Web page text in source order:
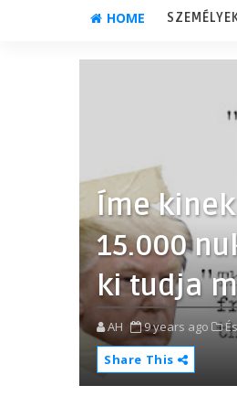
HOME
Íme
15.000
ki tudja
AH 9 years ago
Share This